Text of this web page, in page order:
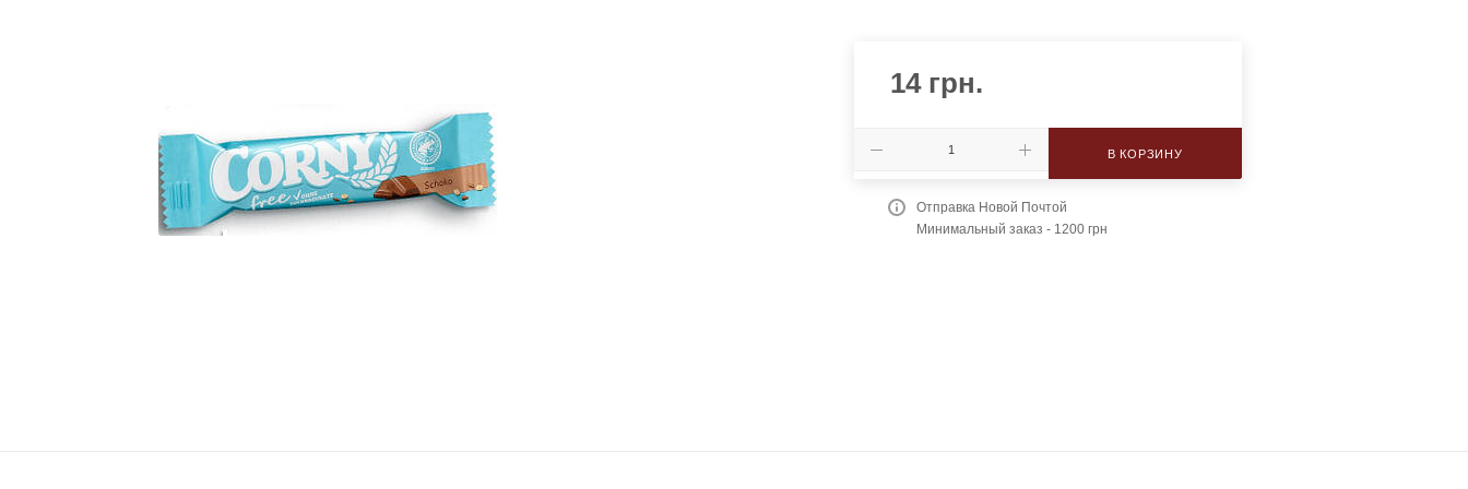
14грн.
В КОРЗИНУ
Отправка Новой Почтой
Минимальный заказ - 1200 грн